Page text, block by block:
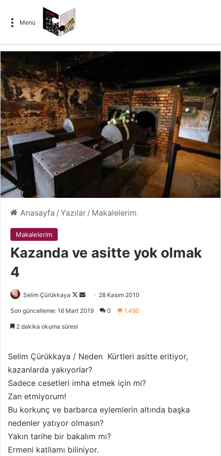
Menü
Anasayfa / Yazılar / Makalelerim
Makalelerim
Kazanda ve asitte yok olmak
4
Selim Çürükkaya
F
w
o
p
g
ö
n
d
28 Kasım 2010
Son güncelleme: 16 Mart 2019 0 1.490
2 dakika okuma süresi
Selim Çürükkaya / Neden Kürtleri asitte eritiyor,
kazanlarda yakıyorlar?
Sadece cesetleri imha etmek için mi?
Zan etmiyorum!
Bu korkunç ve barbarca eylemlerin altında başka
nedenler yatıyor olmasın?
Yakın tarihe bir bakalım mı?
Ermeni katliamı biliniyor.